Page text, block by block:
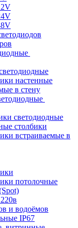
настенные
в стену
светодиодные
столбики
встраиваемые в
потолочные
и водоёмов
IP67